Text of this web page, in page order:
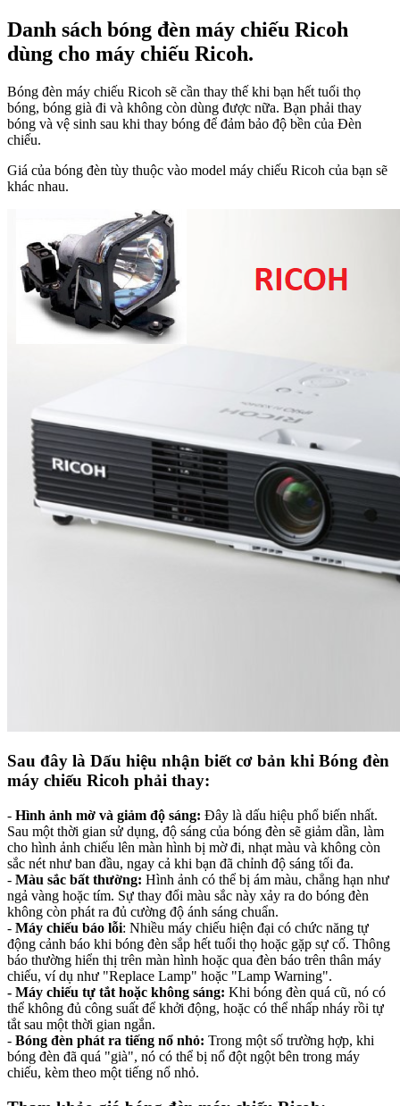
Danh sách bóng đèn máy chiếu Ricoh
dùng cho máy chiếu Ricoh.
Bóng đèn máy chiếu Ricoh sẽ cần thay thế khi bạn hết tuổi thọ
bóng, bóng già đi và không còn dùng được nữa. Bạn phải thay
bóng và vệ sinh sau khi thay bóng để đảm bảo độ bền của Đèn
chiếu.
Giá của bóng đèn tùy thuộc vào model máy chiếu Ricoh của bạn sẽ
khác nhau.
Sau đây là Dấu hiệu nhận biết cơ bản khi Bóng đèn
máy chiếu Ricoh phải thay:
- Hình ảnh mờ và giảm độ sáng: Đây là dấu hiệu phổ biến nhất.
Sau một thời gian sử dụng, độ sáng của bóng đèn sẽ giảm dần, làm
cho hình ảnh chiếu lên màn hình bị mờ đi, nhạt màu và không còn
sắc nét như ban đầu, ngay cả khi bạn đã chỉnh độ sáng tối đa.
- Màu sắc bất thường: Hình ảnh có thể bị ám màu, chẳng hạn như
ngả vàng hoặc tím. Sự thay đổi màu sắc này xảy ra do bóng đèn
không còn phát ra đủ cường độ ánh sáng chuẩn.
- Máy chiếu báo lỗi: Nhiều máy chiếu hiện đại có chức năng tự
động cảnh báo khi bóng đèn sắp hết tuổi thọ hoặc gặp sự cố. Thông
báo thường hiển thị trên màn hình hoặc qua đèn báo trên thân máy
chiếu, ví dụ như "Replace Lamp" hoặc "Lamp Warning".
- Máy chiếu tự tắt hoặc không sáng: Khi bóng đèn quá cũ, nó có
thể không đủ công suất để khởi động, hoặc có thể nhấp nháy rồi tự
tắt sau một thời gian ngắn.
- Bóng đèn phát ra tiếng nổ nhỏ: Trong một số trường hợp, khi
bóng đèn đã quá "già", nó có thể bị nổ đột ngột bên trong máy
chiếu, kèm theo một tiếng nổ nhỏ.